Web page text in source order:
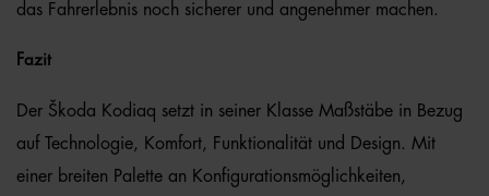
das Fahrerlebnis noch sicherer und angenehmer machen.
Fazit
Der Škoda Kodiaq setzt in seiner Klasse Maßstäbe in Bezug
auf Technologie, Komfort, Funktionalität und Design. Mit
einer breiten Palette an Konfigurationsmöglichkeiten,